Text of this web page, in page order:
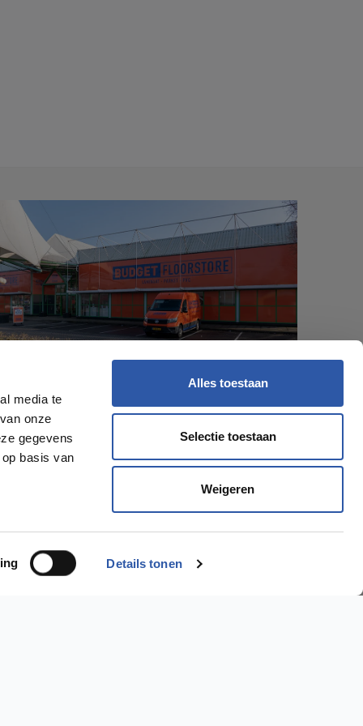
media te
onze
gegevens
basis van
Details tonen
Alles toestaan
Selectie toestaan
Weigeren